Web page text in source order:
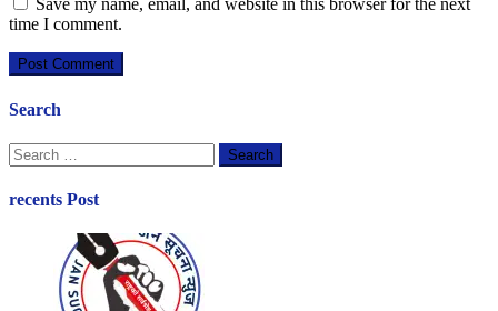
Save my name, email, and website in this browser for the next
time I comment.
Search
Search
for:
recents Post